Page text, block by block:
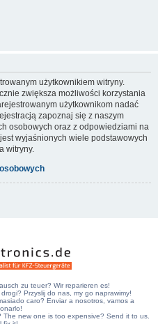
użytkownikiem witryny.
zwiększa możliwości korzystania
użytkownikom nadać
zapoznaj się z naszym
osobowych oraz z odpowiedziami na
wyjaśnionych wiele podstawowych
witryny.
zu teuer? Wir reparieren es!
Przyslij do nas, my go naprawimy!
caro? Enviar a nosotros, vamos a
The new one is too expensive? Send it to us.